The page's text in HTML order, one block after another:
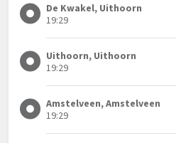
De Kwakel, Uithoorn
19:29
Uithoorn, Uithoorn
19:29
Amstelveen, Amstelveen
19:29